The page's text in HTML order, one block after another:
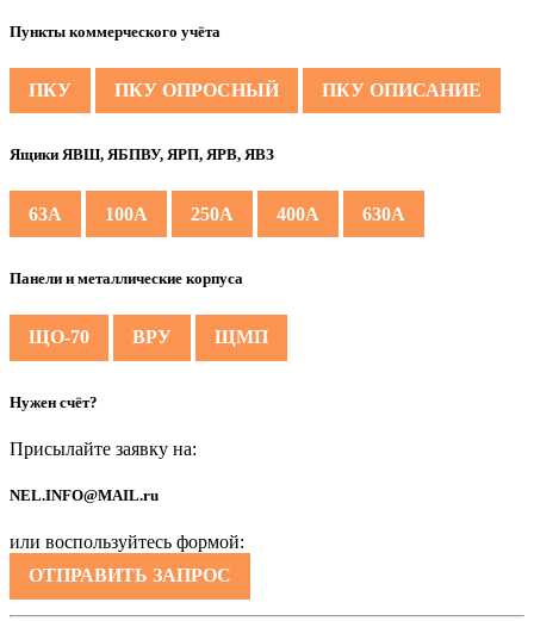
Пункты коммерческого учёта
ПКУ ПКУ ОПРОСНЫЙ ПКУ ОПИСАНИЕ
Ящики ЯВШ, ЯБПВУ, ЯРП, ЯРВ, ЯВЗ
63А 100А 250А 400А 630А
Панели и металлические корпуса
ЩО-70 ВРУ ЩМП
Нужен счёт?
Присылайте заявку на:
NEL.INFO@MAIL.ru
или воспользуйтесь формой:
ОТПРАВИТЬ ЗАПРОС